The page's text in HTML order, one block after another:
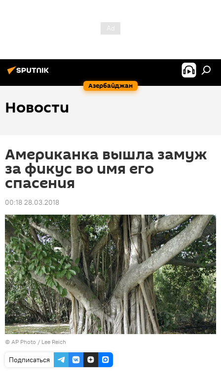
Азербайджан
Новости
Американка вышла замуж
за фикус во имя его
спасения
00:18 28.03.2018
© AP Photo / Lee Reich
Подписаться